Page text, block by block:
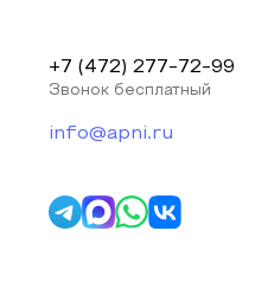
+7 (472) 277-72-99
Звонок бесплатный
info@apni.ru